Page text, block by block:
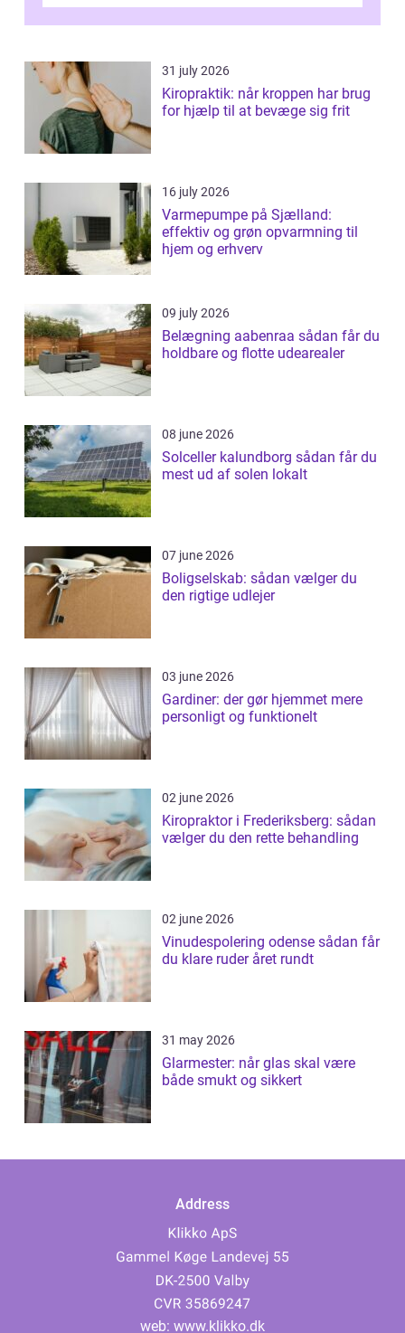
31 july 2026
Kiropraktik: når kroppen har brug
for hjælp til at bevæge sig frit
16 july 2026
Varmepumpe på Sjælland:
effektiv og grøn opvarmning til
hjem og erhverv
09 july 2026
Belægning aabenraa sådan får du
holdbare og flotte udearealer
08 june 2026
Solceller kalundborg sådan får du
mest ud af solen lokalt
07 june 2026
Boligselskab: sådan vælger du
den rigtige udlejer
03 june 2026
Gardiner: der gør hjemmet mere
personligt og funktionelt
02 june 2026
Kiropraktor i Frederiksberg: sådan
vælger du den rette behandling
02 june 2026
Vinudespolering odense sådan får
du klare ruder året rundt
31 may 2026
Glarmester: når glas skal være
både smukt og sikkert
Address
web: www.klikko.dk